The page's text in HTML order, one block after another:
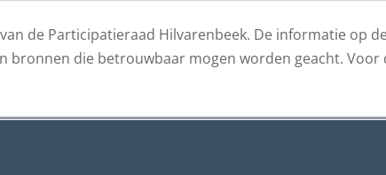
de Participatieraad Hilvarenbeek. De informatie op
bronnen die betrouwbaar mogen worden geacht.